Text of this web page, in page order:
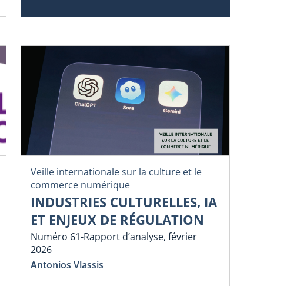
Veille internationale sur la culture et le
commerce numérique
INDUSTRIES CULTURELLES, IA
ET ENJEUX DE RÉGULATION
Numéro 61-Rapport d’analyse, février
2026
Antonios Vlassis